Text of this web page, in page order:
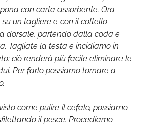
con carta assorbente. Ora
un tagliere e con il coltello
dorsale, partendo dalla coda e
Tagliate la testa e incidiamo in
ciò renderà più facile eliminare le
Per farlo possiamo tornare a
come pulire il cefalo, possiamo
il pesce. Procediamo